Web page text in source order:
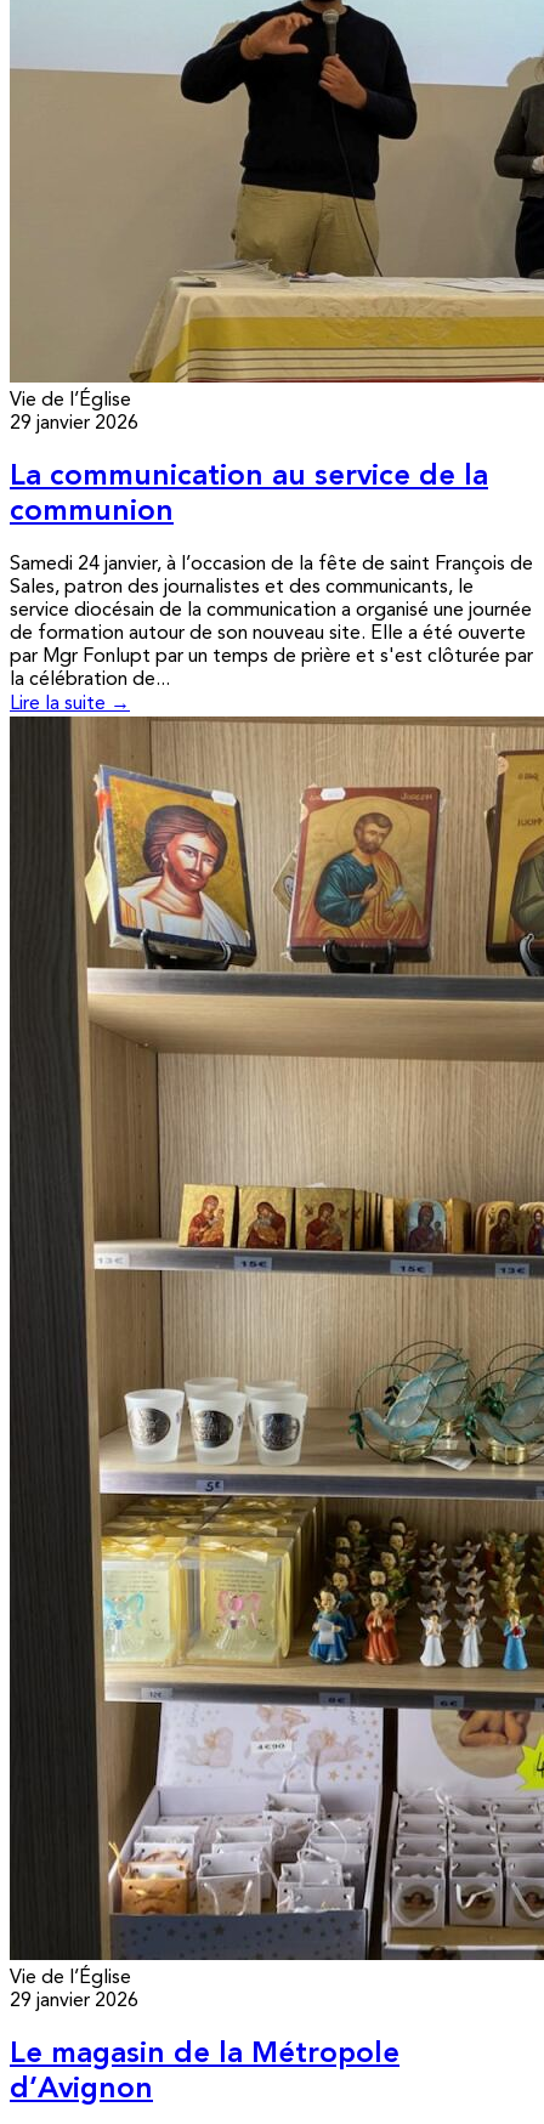
Vie de l’Église
29 janvier 2026
La communication au service de la
communion
Samedi 24 janvier, à l’occasion de la fête de saint François de
Sales, patron des journalistes et des communicants, le
service diocésain de la communication a organisé une journée
de formation autour de son nouveau site. Elle a été ouverte
par Mgr Fonlupt par un temps de prière et s'est clôturée par
la célébration de...
Lire la suite →
Vie de l’Église
29 janvier 2026
Le magasin de la Métropole
d’Avignon